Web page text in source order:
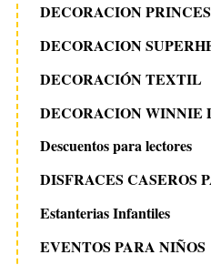
DECORACION
DECORACION
DECORACIÓN TEXTIL
DECORACION WINNIE
Descuentos para lectores
DISFRACES CASEROS
Estanterias Infantiles
EVENTOS PARA NIÑOS